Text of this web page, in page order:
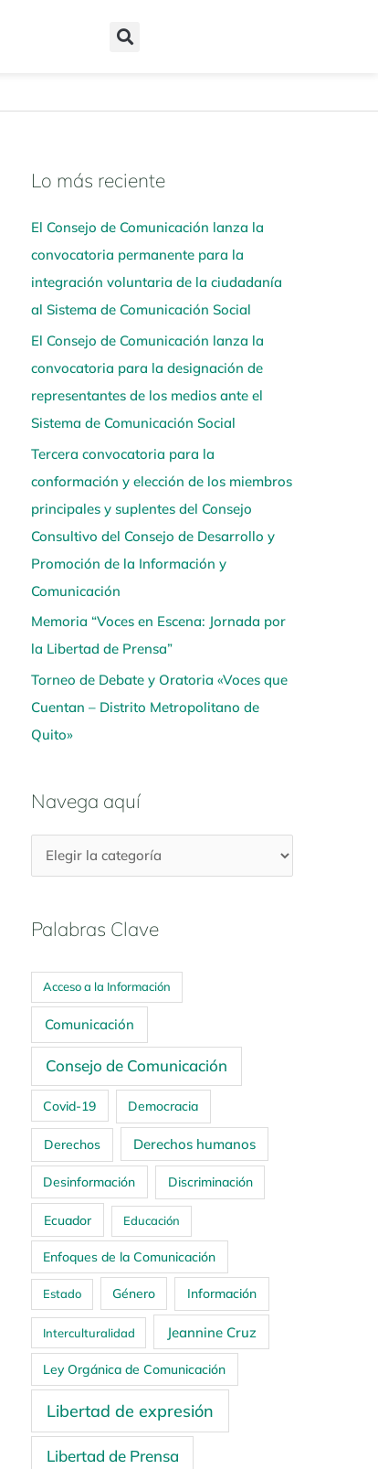
Lo más reciente
El Consejo de Comunicación lanza la
convocatoria permanente para la
integración voluntaria de la ciudadanía
al Sistema de Comunicación Social
El Consejo de Comunicación lanza la
convocatoria para la designación de
representantes de los medios ante el
Sistema de Comunicación Social
Tercera convocatoria para la
conformación y elección de los miembros
principales y suplentes del Consejo
Consultivo del Consejo de Desarrollo y
Promoción de la Información y
Comunicación
Memoria “Voces en Escena: Jornada por
la Libertad de Prensa”
Torneo de Debate y Oratoria «Voces que
Cuentan – Distrito Metropolitano de
Quito»
Navega aquí
N
v
e
g
a
a
q
u
í
Palabras Clave
Acceso a la Información
Comunicación
Consejo de Comunicación
Covid-19 Democracia
Derechos Derechos humanos
Desinformación Discriminación
Ecuador Educación
Enfoques de la Comunicación
Estado Género Información
Interculturalidad Jeannine Cruz
Ley Orgánica de Comunicación
Libertad de expresión
Libertad de Prensa